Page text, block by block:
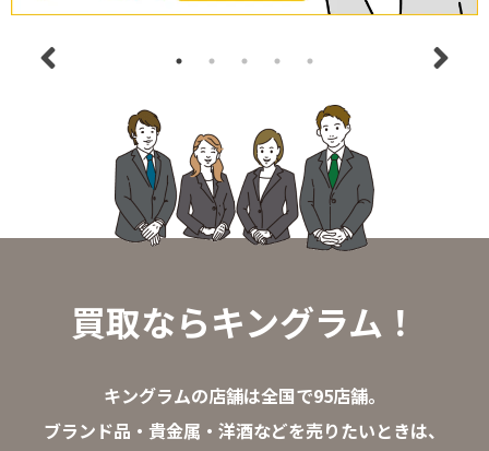
買取ならキングラム！
キングラムの店舗は全国で95店舗。
ブランド品・貴金属・洋酒などを売りたいときは、